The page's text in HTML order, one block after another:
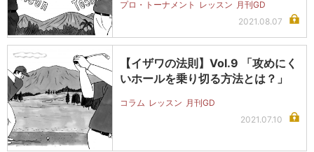
プロ・トーナメント レッスン 月刊GD
2021.08.07
【イザワの法則】Vol.9 「攻めにく
いホールを乗り切る方法とは？」
コラム レッスン 月刊GD
2021.07.10